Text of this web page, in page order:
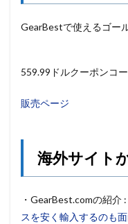
GearBestで使えるゴー
559.99ドルクーポンコ
販売ページ
海外サイト
・GearBest.comの紹介 :
スを安く輸入するのも